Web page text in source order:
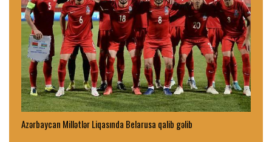
Azərbaycan Millətlər Liqasında Belarusa qalib gəlib